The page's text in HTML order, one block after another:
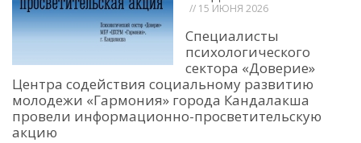
// 15 ИЮНЯ 2026
Специалисты
психологического
сектора «Доверие»
Центра содействия социальному развитию
молодежи «Гармония» города Кандалакша
провели информационно-просветительскую
акцию